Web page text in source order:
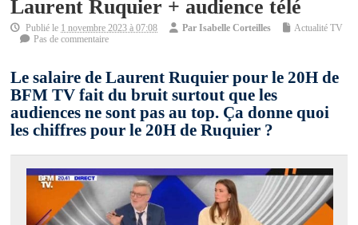
Laurent Ruquier + audience télé
Publié le 1 novembre 2023 à 07:08 ParIsabelle Corteilles
Actualité TV
Pas de commentaire
Le salaire de Laurent Ruquier pour le 20H de
BFM TV fait du bruit surtout que les
audiences ne sont pas au top. Ça donne quoi
les chiffres pour le 20H de Ruquier ?